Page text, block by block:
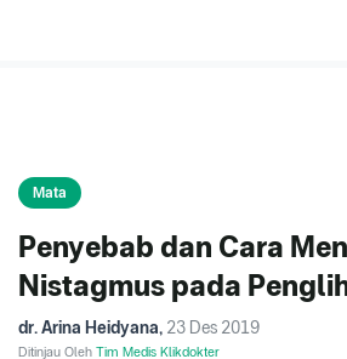
Mata
Penyebab dan Cara
Nistagmus pada
dr. Arina Heidyana, 23 Des 2019
Ditinjau Oleh Tim Medis Klikdokter